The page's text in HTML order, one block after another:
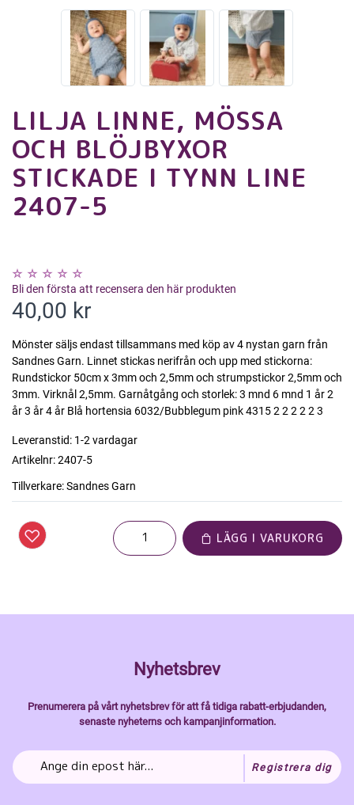
LILJA LINNE, MÖSSA
OCH BLÖJBYXOR
STICKADE I TYNN LINE
2407-5
Bli den första att recensera den här produkten
40,00 kr
Mönster säljs endast tillsammans med köp av 4 nystan garn från
Sandnes Garn. Linnet stickas nerifrån och upp med stickorna:
Rundstickor 50cm x 3mm och 2,5mm och strumpstickor 2,5mm och
3mm. Virknål 2,5mm. Garnåtgång och storlek: 3 mnd 6 mnd 1 år 2
år 3 år 4 år Blå hortensia 6032/Bubblegum pink 4315 2 2 2 2 2 3
Leveranstid: 1-2 vardagar
Artikelnr:2407-5
Tillverkare:Sandnes Garn
LÄGG I VARUKORG
Nyhetsbrev
Prenumerera på vårt nyhetsbrev för att få tidiga rabatt-erbjudanden,
senaste nyheterns och kampanjinformation.
Registrera dig